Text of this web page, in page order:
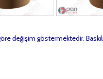
değişim göstermektedir.